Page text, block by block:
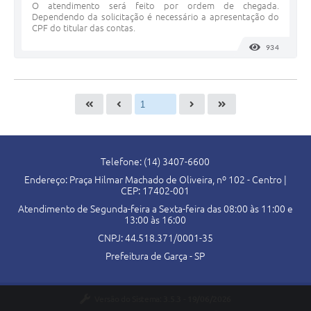
O atendimento será feito por ordem de chegada.
Dependendo da solicitação é necessário a apresentação do
CPF do titular das contas.
934
Telefone: (14) 3407-6600
Endereço: Praça Hilmar Machado de Oliveira, nº 102 - Centro |
CEP: 17402-001
Atendimento de Segunda-feira a Sexta-feira das 08:00 às 11:00 e
13:00 às 16:00
CNPJ: 44.518.371/0001-35
Prefeitura de Garça - SP